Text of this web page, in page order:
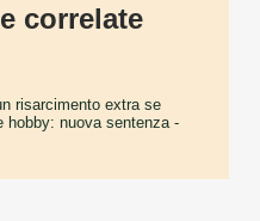
correlate
risarcimento extra se
hobby: nuova sentenza -